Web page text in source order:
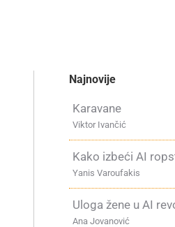
Najnovije
Karavane
Viktor Ivančić
Kako izbeći AI
Yanis Varoufakis
Uloga žene u AI
Ana Jovanović